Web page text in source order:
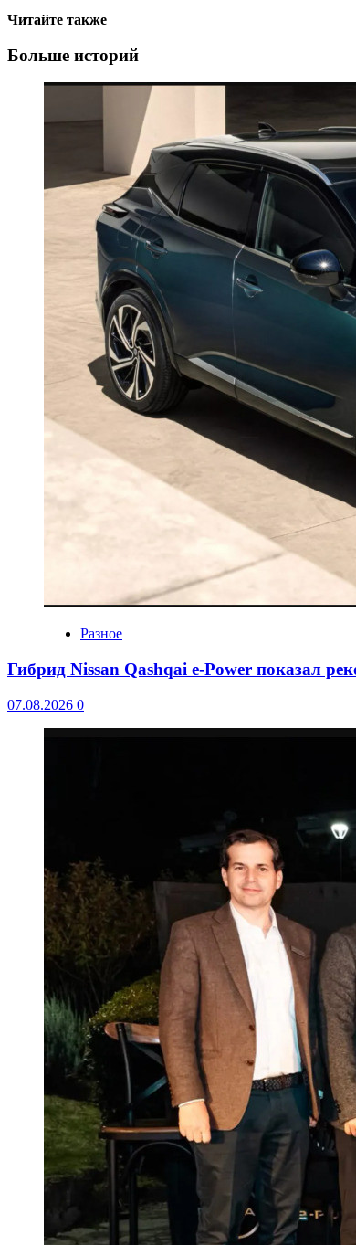
Читайте также
Больше историй
Разное
Гибрид Nissan Qashqai e-Power показал
07.08.2026 0